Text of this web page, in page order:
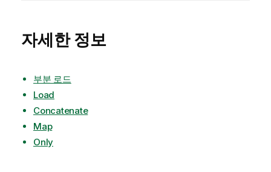
자세한 정보
부분 로드
Load
Concatenate
Map
Only